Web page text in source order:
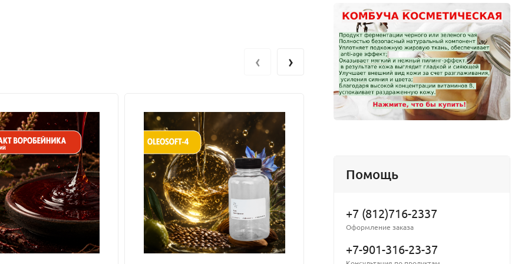
‹ ›
Помощь
+7 (812)716-2337
Оформление заказа
+7-901-316-23-37